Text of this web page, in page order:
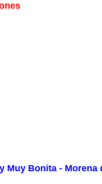
Muy Bonita - Morena